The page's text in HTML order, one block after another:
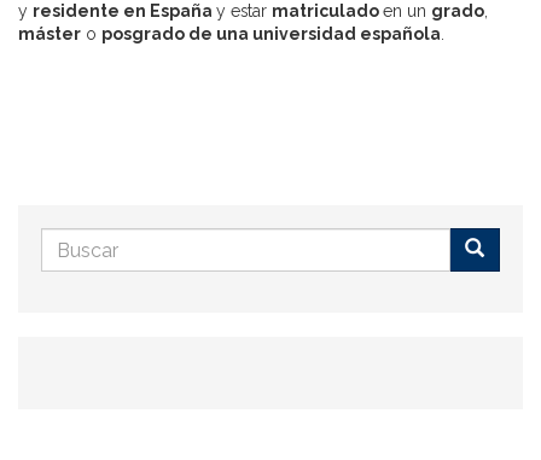
y residente en España y estar matriculadoen un grado,
máster o posgrado de una universidad española.
Formulario
de